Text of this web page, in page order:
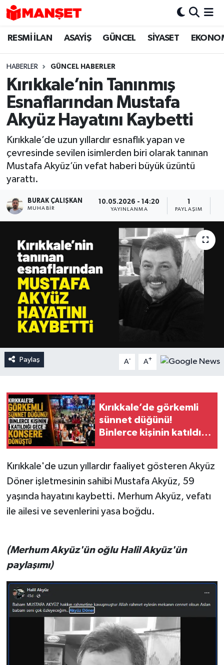
RESMİ İLAN ASAYİŞ GÜNCEL SİYASET
HABERLER GÜNCEL HABERLER
Kırıkkale’nin Tanınmış
Esnaflarından Mustafa
Akyüz Hayatını Kaybetti
Kırıkkale’de uzun yıllardır esnaflık yapan ve
çevresinde sevilen isimlerden biri olarak tanınan
Mustafa Akyüz’ün vefat haberi büyük üzüntü
yarattı.
BURAK ÇALIŞKAN
MUHABIR
10.05.2026 - 14:20
YAYINLANMA PAYLAŞIM
Paylaş A- A+
Kırıkkale’de görkemli
sünnet düğünü!
Binlerce kişinin katıldığı
Kırıkkale'de uzun yıllardır faaliyet gösteren Akyüz
Döner işletmesinin sahibi Mustafa Akyüz, 59
yaşında hayatını kaybetti. Merhum Akyüz, vefatı
ile ailesi ve sevenlerini yasa boğdu.
(Merhum Akyüz'ün oğlu Halil Akyüz'ün
paylaşımı)
Hava Durumu
Trafik Durumu
Süper Lig Puan Durumu ve Fikstür
Tüm Manşetler
Son Dakika Haberleri
Haber Arşivi